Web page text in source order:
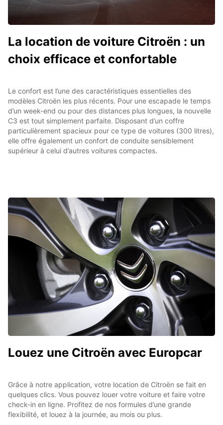
La location de voiture Citroën : un
choix efficace et confortable
Le confort est l’une des caractéristiques essentielles des
modèles Citroën les plus récents. Pour une escapade le temps
d’un week-end ou pour des distances plus longues, la nouvelle
C3 est tout simplement parfaite. Disposant d’un coffre
particulièrement spacieux pour ce type de voitures (300 litres),
elle offre également un confort de conduite sensiblement
supérieur à celui d’autres voitures compactes.
Louez une Citroën avec Europcar
Grâce à notre application, votre location de Citroën se fait en
quelques clics. Vous pouvez louer votre voiture et faire votre
check-in en ligne. Profitez de nos formules d’une grande
flexibilité, et louez à la journée, au mois ou plus.